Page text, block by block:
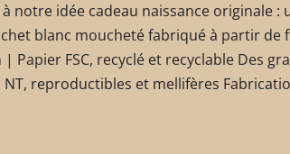
notre idée cadeau naissance originale :
blanc moucheté fabriqué à partir de
Papier FSC, recyclé et recyclable Des
NT, reproductibles et mellifères